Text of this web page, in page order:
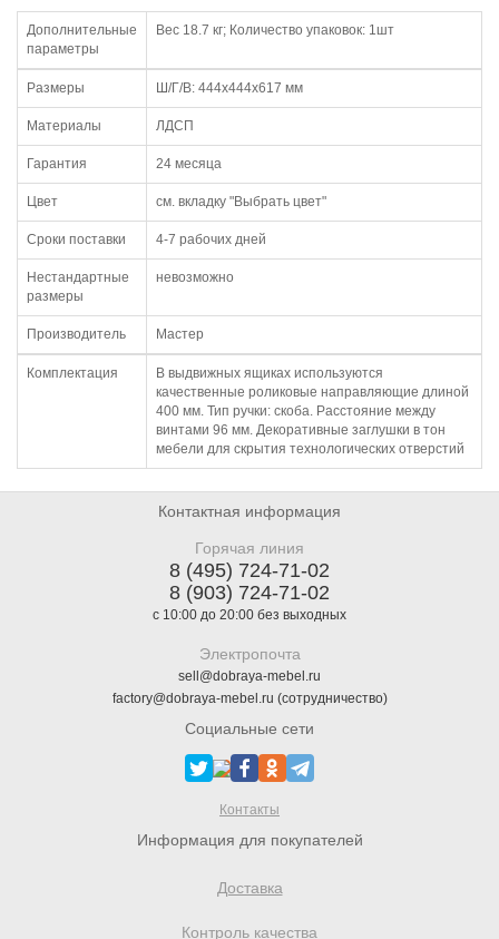
Дополнительные
параметры
Вес 18.7 кг; Количество упаковок: 1шт
Размеры Ш/Г/В: 444х444х617 мм
Материалы ЛДСП
Гарантия 24 месяца
Цвет см. вкладку "Выбрать цвет"
Сроки поставки 4-7 рабочих дней
Нестандартные
размеры
невозможно
Производитель Мастер
Комплектация
В выдвижных ящиках используются
качественные роликовые направляющие длиной
400 мм. Тип ручки: скоба. Расстояние между
винтами 96 мм. Декоративные заглушки в тон
мебели для скрытия технологических отверстий
Контактная информация
Горячая линия
8 (495) 724-71-02
8 (903) 724-71-02
с 10:00 до 20:00 без выходных
Электропочта
sell@dobraya-mebel.ru
factory@dobraya-mebel.ru (сотрудничество)
Социальные сети
Контакты
Информация для покупателей
Доставка
Контроль качества